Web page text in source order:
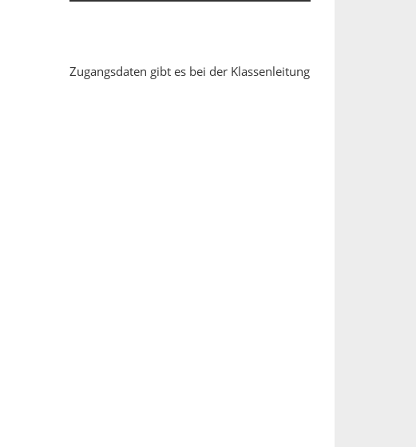
Zugangsdaten gibt es bei der Klassenleitung